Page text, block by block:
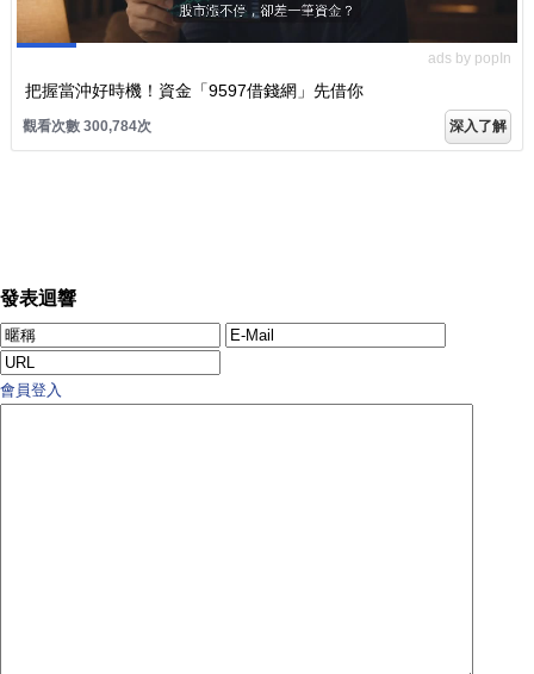
ads by popIn
把握當沖好時機！資金「9597借錢網」先借你
觀看次數 300,784次 深入了解
發表迴響
會員登入